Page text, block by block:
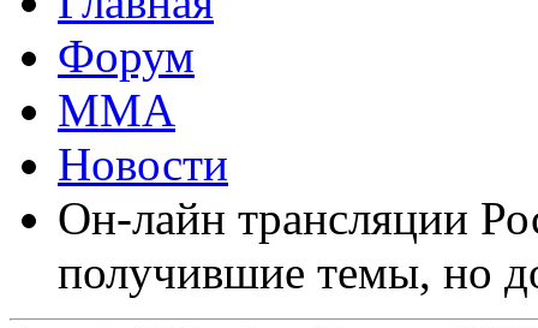
Форум
ММА
Новости
Он-лайн трансляции
получившие темы, но